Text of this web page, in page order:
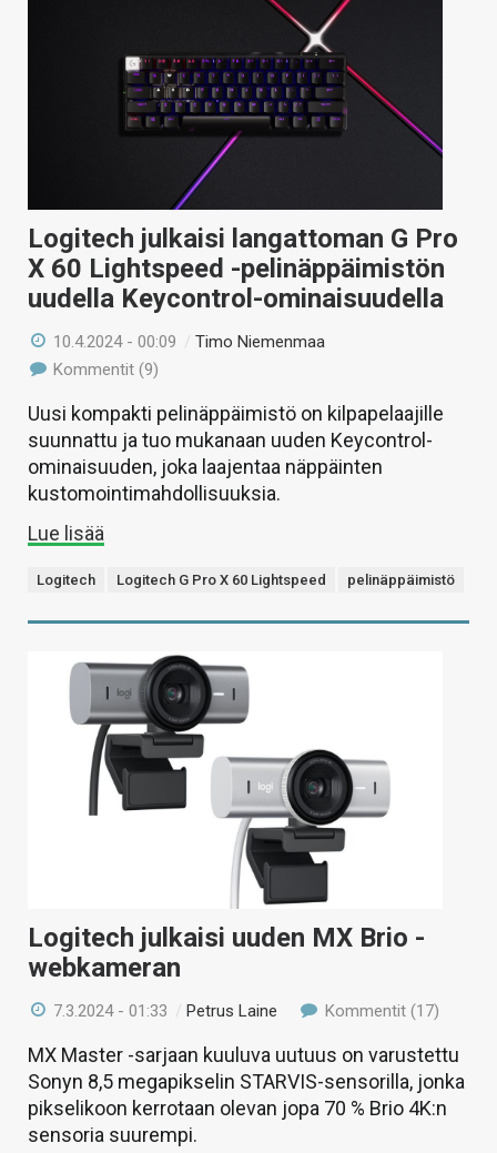
Logitech julkaisi langattoman G Pro
X 60 Lightspeed -pelinäppäimistön
uudella Keycontrol-ominaisuudella
10.4.2024 - 00:09 /Timo Niemenmaa
Kommentit (9)
Uusi kompakti pelinäppäimistö on kilpapelaajille
suunnattu ja tuo mukanaan uuden Keycontrol-
ominaisuuden, joka laajentaa näppäinten
kustomointimahdollisuuksia.
Lue lisää
Logitech Logitech G Pro X 60 Lightspeed pelinäppäimistö
Logitech julkaisi uuden MX Brio -
webkameran
7.3.2024 - 01:33 /Petrus Laine Kommentit (17)
MX Master -sarjaan kuuluva uutuus on varustettu
Sonyn 8,5 megapikselin STARVIS-sensorilla, jonka
pikselikoon kerrotaan olevan jopa 70 % Brio 4K:n
sensoria suurempi.